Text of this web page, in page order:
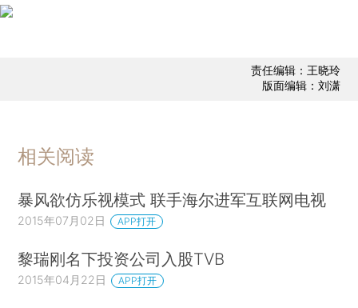
责任编辑：王晓玲
版面编辑：刘潇
相关阅读
暴风欲仿乐视模式 联手海尔进军互联网电视
2015年07月02日 APP打开
黎瑞刚名下投资公司入股TVB
2015年04月22日 APP打开